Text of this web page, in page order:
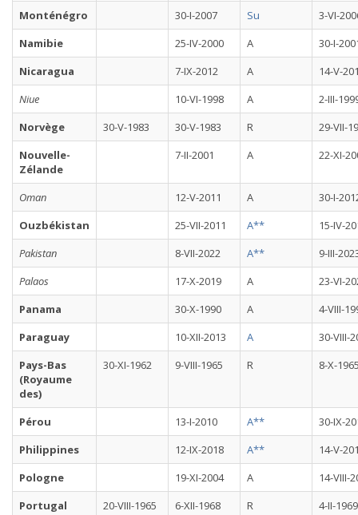
Monténégro
30-I-2007 Su
3-VI-
Namibie
25-IV-2000 A
30-I-
Nicaragua
7-IX-2012 A
14-V-
Niue
10-VI-1998 A
2-III-
Norvège
30-V-1983 30-V-1983 R
29-VII-
Nouvelle-
Zélande
7-II-2001 A 22-XI-
Oman 12-V-2011 A
30-I-
Ouzbékistan
25-VII-2011 A**
15-IV-
Pakistan
8-VII-2022 A**
9-III-
Palaos
17-X-2019 A
23-VI-
Panama
30-X-1990 A
4-VIII-
Paraguay
10-XII-2013 A
30-VIII-
Pays-Bas
(Royaume
des)
30-XI-1962 9-VIII-1965 R 8-X-
Pérou 13-I-2010 A**
30-IX-
Philippines
12-IX-2018 A**
14-V-
Pologne
19-XI-2004 A
14-VIII-
Portugal
20-VIII-1965 6-XII-1968 R
4-II-1969